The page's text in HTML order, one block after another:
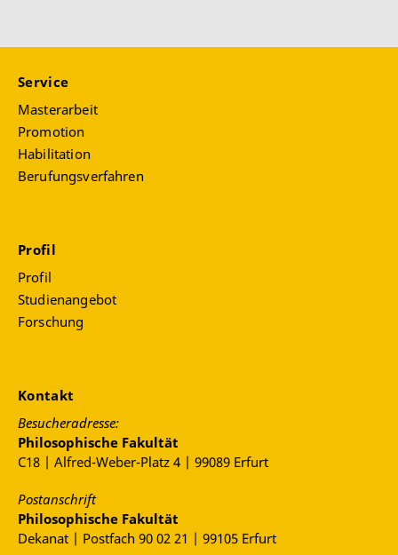
Service
Masterarbeit
Promotion
Habilitation
Berufungsverfahren
Profil
Profil
Studienangebot
Forschung
Kontakt
Besucheradresse:
Philosophische Fakultät
C18 | Alfred-Weber-Platz 4 | 99089 Erfurt
Postanschrift
Philosophische Fakultät
Dekanat | Postfach 90 02 21 | 99105 Erfurt